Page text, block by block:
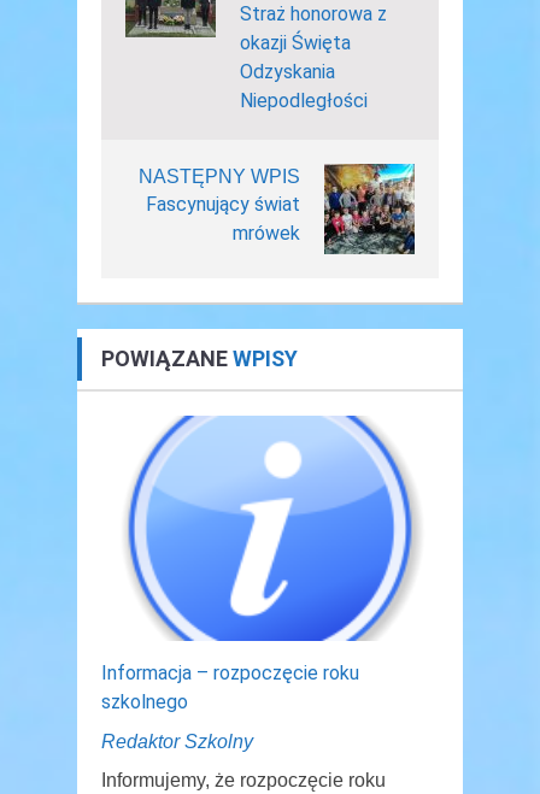
Straż honorowa z
okazji Święta
Odzyskania
Niepodległości
NASTĘPNY WPIS
Fascynujący świat
mrówek
POWIĄZANEWPISY
Informacja – rozpoczęcie roku
szkolnego
Redaktor Szkolny
Informujemy, że rozpoczęcie roku